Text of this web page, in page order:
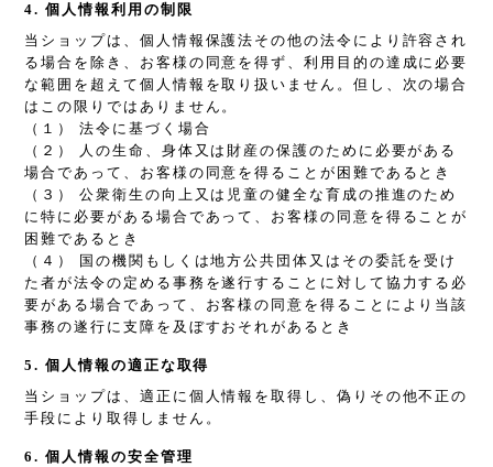
4. 個人情報利用の制限
当ショップは、個人情報保護法その他の法令により許容され
る場合を除き、お客様の同意を得ず、利用目的の達成に必要
な範囲を超えて個人情報を取り扱いません。但し、次の場合
はこの限りではありません。
（１） 法令に基づく場合
（２） 人の生命、身体又は財産の保護のために必要がある
場合であって、お客様の同意を得ることが困難であるとき
（３） 公衆衛生の向上又は児童の健全な育成の推進のため
に特に必要がある場合であって、お客様の同意を得ることが
困難であるとき
（４） 国の機関もしくは地方公共団体又はその委託を受け
た者が法令の定める事務を遂行することに対して協力する必
要がある場合であって、お客様の同意を得ることにより当該
事務の遂行に支障を及ぼすおそれがあるとき
5. 個人情報の適正な取得
当ショップは、適正に個人情報を取得し、偽りその他不正の
手段により取得しません。
6. 個人情報の安全管理